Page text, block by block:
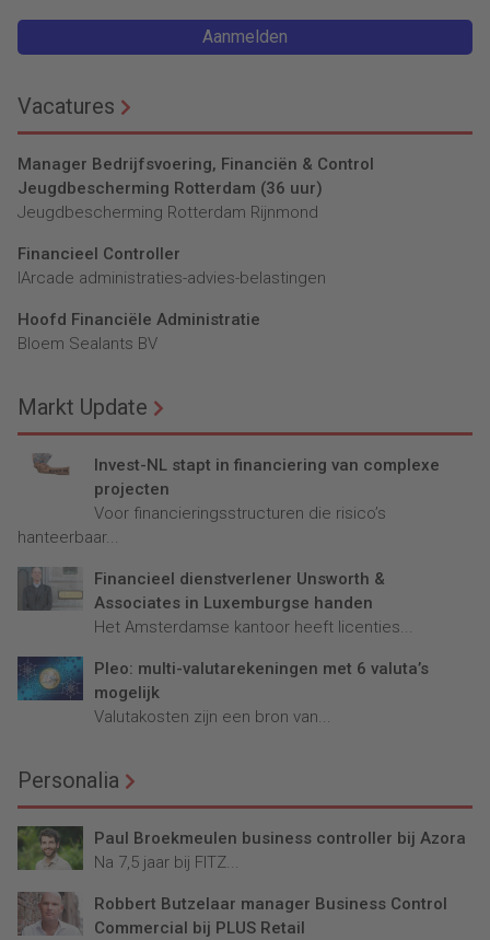
Aanmelden
Vacatures
Manager Bedrijfsvoering, Financiën & Control
Jeugdbescherming Rotterdam (36 uur)
Jeugdbescherming Rotterdam Rijnmond
Financieel Controller
lArcade administraties-advies-belastingen
Hoofd Financiële Administratie
Bloem Sealants BV
Markt Update
Invest-NL stapt in financiering van complexe
projecten
Voor financieringsstructuren die risico’s
hanteerbaar...
Financieel dienstverlener Unsworth &
Associates in Luxemburgse handen
Het Amsterdamse kantoor heeft licenties...
Pleo: multi-valutarekeningen met 6 valuta’s
mogelijk
Valutakosten zijn een bron van...
Personalia
Paul Broekmeulen business controller bij Azora
Na 7,5 jaar bij FITZ...
Robbert Butzelaar manager Business Control
Commercial bij PLUS Retail